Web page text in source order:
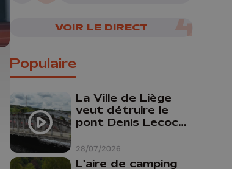
VOIR LE DIRECT
Populaire
28/07/2026
La Ville de Liège
veut détruire le
pont Denis Lecocq
budget pour le
faire
L'aire de camping